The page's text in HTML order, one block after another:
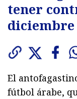
tener
diciembre
El
fútbol árabe,